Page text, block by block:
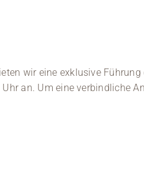
wir eine exklusive Führung
an. Um eine verbindliche